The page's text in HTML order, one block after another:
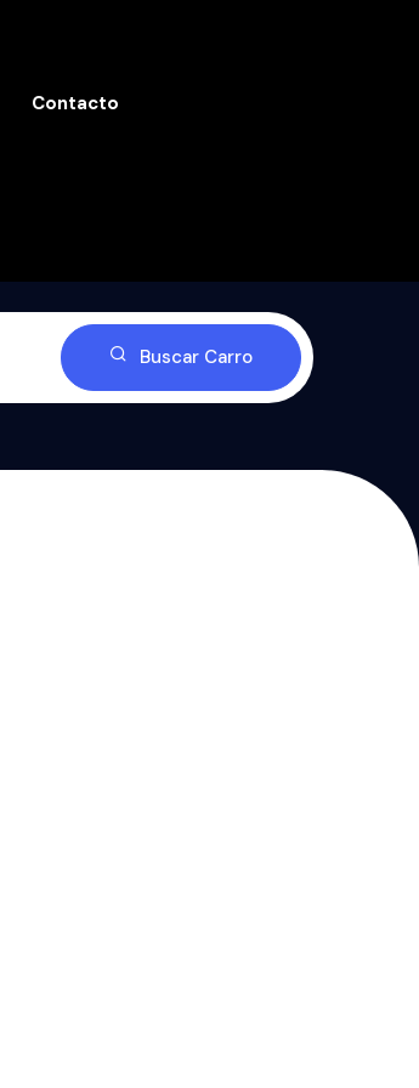
Contacto
Buscar Carro